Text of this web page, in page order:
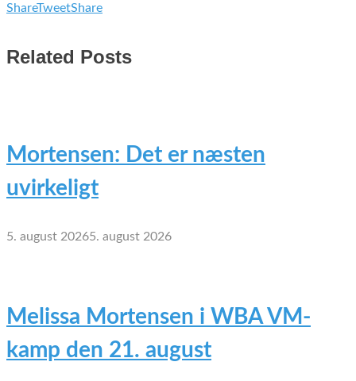
ShareTweetShare
Related Posts
Mortensen: Det er næsten
uvirkeligt
5. august 20265. august 2026
Melissa Mortensen i WBA VM-
kamp den 21. august